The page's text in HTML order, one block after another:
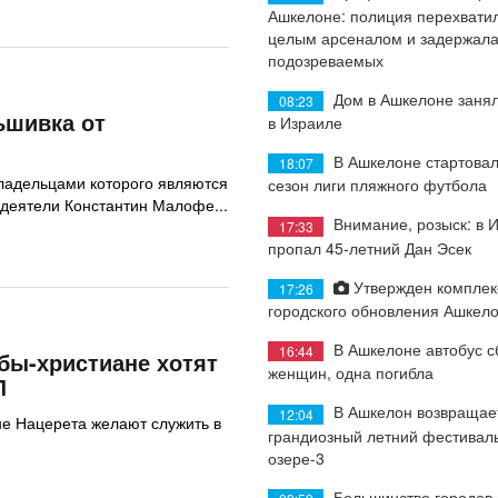
от
которого являются
Константин Малофе...
христиане хотят
Нацерета желают служить в
Ашкелоне: полиция
целым арсеналом и
подозреваемых
08:23
Дом в Ашкелоне
в Израиле
18:07
В Ашкелоне
сезон лиги пляжного футбола
17:33
Внимание, розыск: в
пропал 45-летний Дан Эсек
17:26
Утвержден
городского обновления
16:44
В Ашкелоне автобус
женщин, одна погибла
12:04
В Ашкелон
грандиозный летний
озере-3